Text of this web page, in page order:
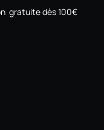
gratuite dès 100€